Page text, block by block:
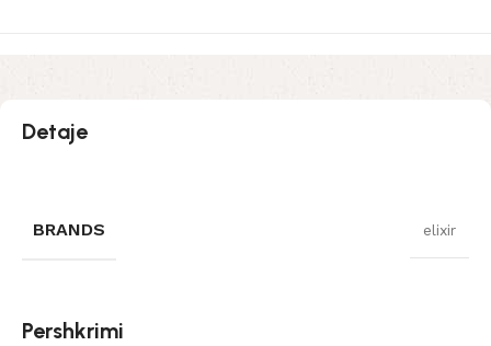
Detaje
BRANDS elixir
Pershkrimi